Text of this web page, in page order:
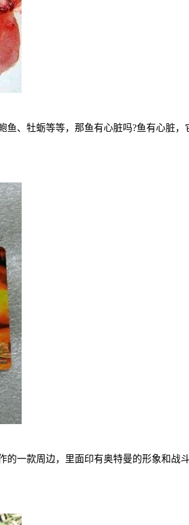
、牡蛎等等，那鱼有心脏吗?鱼有心脏
一款周边，里面印有奥特曼的形象和战